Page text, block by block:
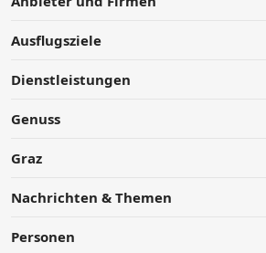
Ausflugsziele
Dienstleistungen
Genuss
Graz
Nachrichten & Themen
Personen